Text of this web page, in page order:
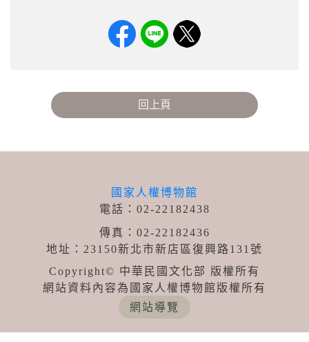
回上頁
國家人權博物館
電話：02-22182438
傳真：02-22182436
地址：23150新北市新店區復興路131號
Copyright© 中華民國文化部 版權所有
網站資料內容為國家人權博物館版權所有
網站導覽